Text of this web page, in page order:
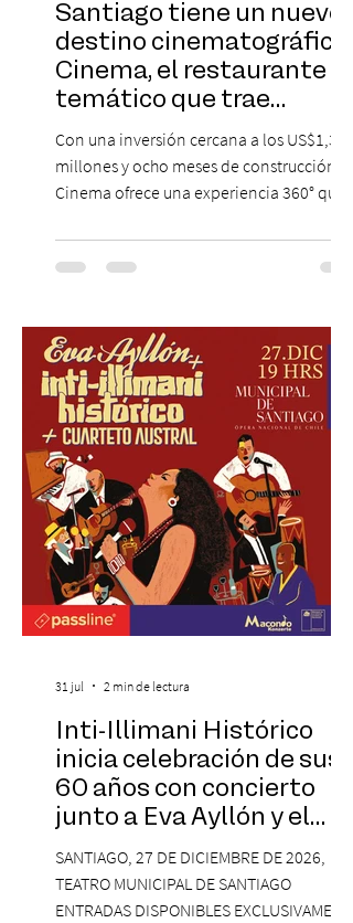
Santiago tiene un nuevo
destino cinematográfico:
Cinema, el restaurante
temático que trae
Hollywood a Chile
Con una inversión cercana a los US$1,3
millones y ocho meses de construcción,
Cinema ofrece una experiencia 360° que
cinematográfica y actores en vivo,
recreando algunos de los universos más
una nueva atracción a su oferta
gastronómica y turística con la apertura de
Cinema, un restaurante temático
inspirado en el concepto de un museo de
Hollywood, que promete transportar a sus
visitantes a distintos
Inti-Illimani Histórico
inicia celebración de sus
60 años con concierto
junto a Eva Ayllón y el
Cuarteto Austral en el
Teatro Municipal de
Santiago
SANTIAGO, 27 DE DICIEMBRE DE 2026,
TEATRO MUNICIPAL DE SANTIAGO
ENTRADAS DISPONIBLES EXCLUSIVAMENTE
31 jul 2 min de lectura